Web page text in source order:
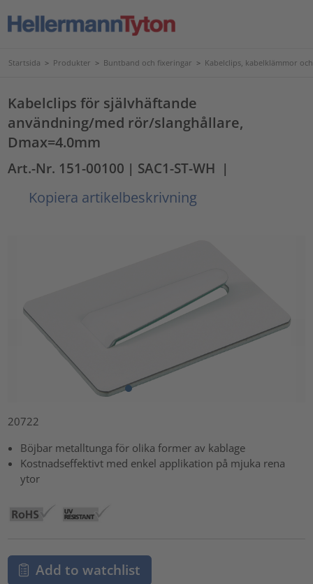
Startsida > Produkter > Buntband och fixeringar > Kabelclips, kabelklämmor
Kabelclips för självhäftande
användning/med rör/slanghållare,
Dmax=4.0mm
Art.-Nr. 151-00100 | SAC1-ST-WH |
Kopiera artikelbeskrivning
20722
Böjbar metalltunga för olika former av kablage
Kostnadseffektivt med enkel applikation på mjuka rena
ytor
Add to watchlist